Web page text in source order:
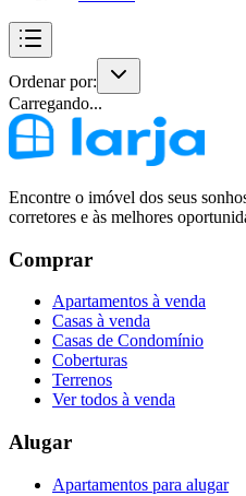
Ordenar por:
Carregando...
Encontre o imóvel dos seus
corretores e às melhores
Comprar
Apartamentos à venda
Casas à venda
Casas de Condomínio
Coberturas
Terrenos
Ver todos à venda
Alugar
Apartamentos para alugar